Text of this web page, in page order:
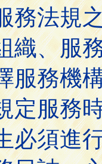
務法規
織、服
服務機
定服務
必須進